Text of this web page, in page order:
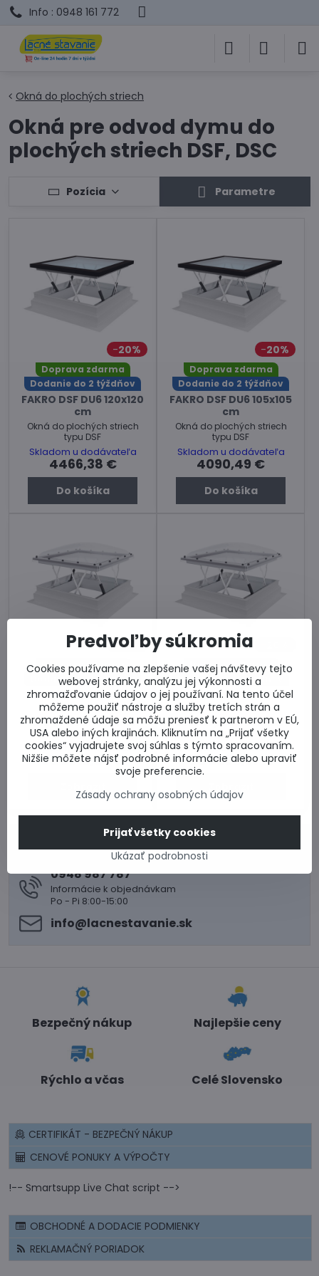
Info : 0948 161 772
Okná do plochých striech
Okná pre odvod dymu do
plochých striech DSF, DSC
Pozícia Parametre
20%
Doprava zdarma
Dodanie do 2 týždňov
FAKRO DSF DU6 120x120
cm
Okná do plochých striech
typu DSF
Skladom u dodávateľa
4466,38 €
Do košíka
20%
Doprava zdarma
Dodanie do 2 týždňov
FAKRO DSF DU6 105x105
cm
Okná do plochých striech
typu DSF
Skladom u dodávateľa
4090,49 €
Do košíka
20%
Doprava zdarma
Dodanie do 2 týždňov
FAKRO DSC-C P2
100x100 cm
Okná do plochých striech
typu DSC
Skladom u dodávateľa
od 2610,55 €
Doprava zdarma
Dodanie do 2 týždňov
FAKRO DSC-C P2 120x120
cm
Okná do plochých striech
typu DSC
Skladom u dodávateľa
od 2830,97 €
0917 969 003
Technické poradenstvo
0948 987 787
Informácie k objednávkam
Po - Pi 8:00-15:00
info​@lacnestavanie​.sk
Bezpečný nákup Najlepšie ceny
Rýchlo a včas Celé Slovensko
CERTIFIKÁT - BEZPEČNÝ NÁKUP
CENOVÉ PONUKY A VÝPOČTY
!-- Smartsupp Live Chat script -->
OBCHODNÉ A DODACIE PODMIENKY
REKLAMAČNÝ PORIADOK
Predvoľby súkromia
Cookies používame na zlepšenie vašej návštevy tejto
webovej stránky, analýzu jej výkonnosti a
zhromažďovanie údajov o jej používaní. Na tento účel
môžeme použiť nástroje a služby tretích strán a
zhromaždené údaje sa môžu preniesť k partnerom v EÚ,
USA alebo iných krajinách. Kliknutím na „Prijať všetky
cookies“ vyjadrujete svoj súhlas s týmto spracovaním.
Nižšie môžete nájsť podrobné informácie alebo upraviť
svoje preferencie.
Zásady ochrany osobných údajov
Ukázať podrobnosti
Prijať všetky cookies